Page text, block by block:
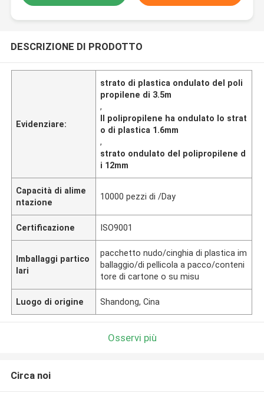
DESCRIZIONE DI PRODOTTO
Evidenziare:
strato di plastica ondulato del poli
propilene di 3.5m
,
Il polipropilene ha ondulato lo strat
o di plastica 1.6mm
,
strato ondulato del polipropilene d
i 12mm
Capacità di alime
ntazione
10000 pezzi di /Day
Certificazione ISO9001
Imballaggi partico
lari
pacchetto nudo/cinghia di plastica im
ballaggio/di pellicola a pacco/conteni
tore di cartone o su misu
Luogo di origine Shandong, Cina
Osservi più
Circa noi